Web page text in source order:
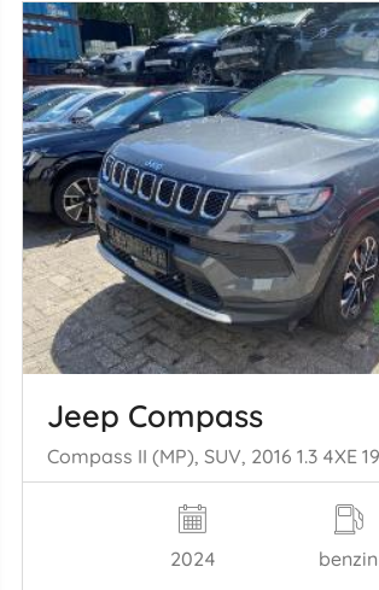
Jeep Compass
2024 benzin